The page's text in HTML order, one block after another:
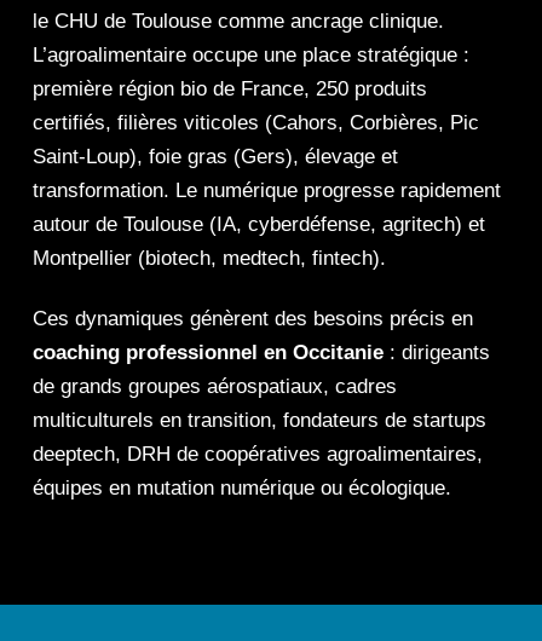
le CHU de Toulouse comme ancrage clinique.
L’agroalimentaire occupe une place stratégique :
première région bio de France, 250 produits
certifiés, filières viticoles (Cahors, Corbières, Pic
Saint-Loup), foie gras (Gers), élevage et
transformation. Le numérique progresse rapidement
autour de Toulouse (IA, cyberdéfense, agritech) et
Montpellier (biotech, medtech, fintech).
Ces dynamiques génèrent des besoins précis en
coaching professionnel en Occitanie: dirigeants
de grands groupes aérospatiaux, cadres
multiculturels en transition, fondateurs de startups
deeptech, DRH de coopératives agroalimentaires,
équipes en mutation numérique ou écologique.